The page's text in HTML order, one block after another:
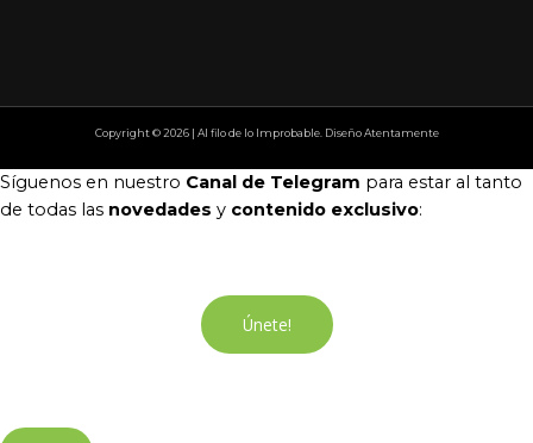
Copyright © 2026 | Al filo de lo Improbable. Diseño Atentamente
Síguenos en nuestro Canal de Telegram para estar al tanto
de todas las novedades y contenido exclusivo:
Únete!